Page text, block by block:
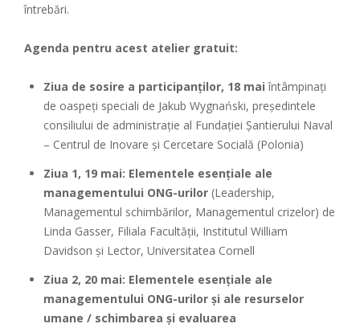
întrebări.
Agenda pentru acest atelier gratuit:
Ziua de sosire a participanților, 18 mai întâmpinați
de oaspeți speciali de Jakub Wygnański, președintele
consiliului de administrație al Fundației Șantierului Naval
– Centrul de Inovare și Cercetare Socială (Polonia)
Ziua 1, 19 mai: Elementele esențiale ale
managementului ONG-urilor (Leadership,
Managementul schimbărilor, Managementul crizelor) de
Linda Gasser, Filiala Facultății, Institutul William
Davidson și Lector, Universitatea Cornell
Ziua 2, 20 mai: Elementele esențiale ale
managementului ONG-urilor și ale resurselor
umane / schimbarea și evaluarea